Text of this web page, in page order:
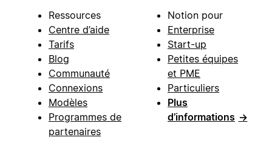
Ressources
Centre d’aide
Tarifs
Blog
Communauté
Connexions
Modèles
Programmes de
partenaires
Notion pour
Enterprise
Start-up
Petites équipes
et PME
Particuliers
Plus
d’informations →